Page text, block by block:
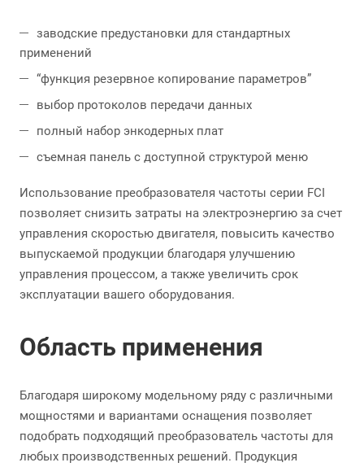
заводские предустановки для стандартных
применений
“функция резервное копирование параметров”
выбор протоколов передачи данных
полный набор энкодерных плат
съемная панель с доступной структурой меню
Использование преобразователя частоты серии FCI
позволяет снизить затраты на электроэнергию за счет
управления скоростью двигателя, повысить качество
выпускаемой продукции благодаря улучшению
управления процессом, а также увеличить срок
эксплуатации вашего оборудования.
Область применения
Благодаря широкому модельному ряду с различными
мощностями и вариантами оснащения позволяет
подобрать подходящий преобразователь частоты для
любых производственных решений. Продукция